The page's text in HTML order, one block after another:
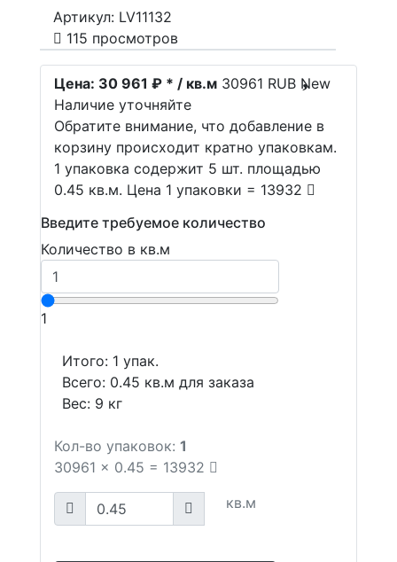
Артикул: LV11132
115 просмотров
Цена: 30 961 ₽ * / кв.м 30961 RUB New
Наличие уточняйте
Обратите внимание, что добавление в
корзину происходит кратно упаковкам.
1 упаковка содержит 5 шт. площадью
0.45 кв.м. Цена 1 упаковки = 13932
Введите требуемое количество
Количество в кв.м
1
Итого: 1 упак.
Всего: 0.45 кв.м для заказа
Вес: 9 кг
Кол-во упаковок: 1
30961 x 0.45 = 13932
кв.м